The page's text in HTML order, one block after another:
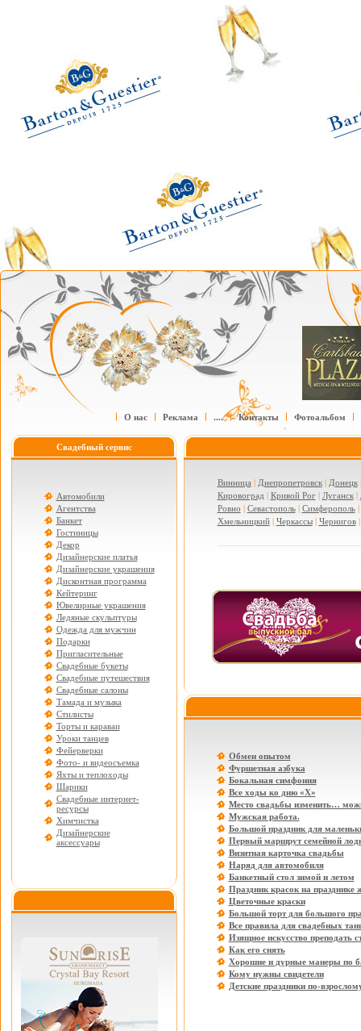
О нас Реклама .... Контакты Фотоальбом
Свадебный сервис
Автомобили
Агентства
Банкет
Гостиницы
Декор
Дизайнерские платья
Дизайнерские украшения
Дисконтная программа
Кейтеринг
Ювелирные украшения
Ледяные скульптуры
Одежда для мужчин
Подарки
Пригласительные
Свадебные букеты
Свадебные путешествия
Свадебные салоны
Тамада и музыка
Стилисты
Торты и караваи
Уроки танцев
Фейерверки
Фото- и видеосъемка
Яхты и теплоходы
Шарики
Свадебные интернет-
ресурсы
Химчистка
Дизайнерские
аксессуары
Винница | Днепропетровск| Донецк
Кировоград | Кривой Рог| Луганск|
Ровно | Севастополь| Симферополь|
Хмельницкий| Черкассы| Чернигов
Обмен опытом
Фуршетная азбука
Бокальная симфония
Все ходы ко дню «Х»
Место свадьбы изменить…
Мужская работа.
Большой праздник для
Первый маршрут семейной
Визитная карточка свадьбы
Наряд для автомобиля
Банкетный стол зимой и летом
Праздник красок на празднике
Цветочные краски
Большой торт для большого
Все правила для свадебных
Изящное искусство преподать
Как его снять
Хорошие и дурные манеры по
Кому нужны свидетели
Детские праздники по-